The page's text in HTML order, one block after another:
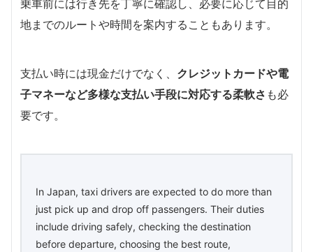
乗車前には行き先を丁寧に確認し、必要に応じて目的
地までのルートや時間を案内することもあります。
支払い時には現金だけでなく、 クレジットカードや電
子マネーなど多様な支払い手段に対応する柔軟さ も必
要です。
In Japan, taxi drivers are expected to do more than
just pick up and drop off passengers. Their duties
include driving safely, checking the destination
before departure, choosing the best route,